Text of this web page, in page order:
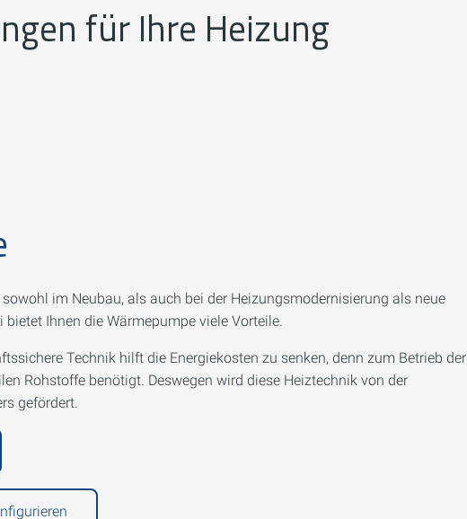
für Ihre Heizung
im Neubau, als auch bei der Heizungsmodernisierung als neue
Ihnen die Wärmepumpe viele Vorteile.
Technik hilft die Energiekosten zu senken, denn zum Betrieb der
Rohstoffe benötigt. Deswegen wird diese Heiztechnik von der
gefördert.